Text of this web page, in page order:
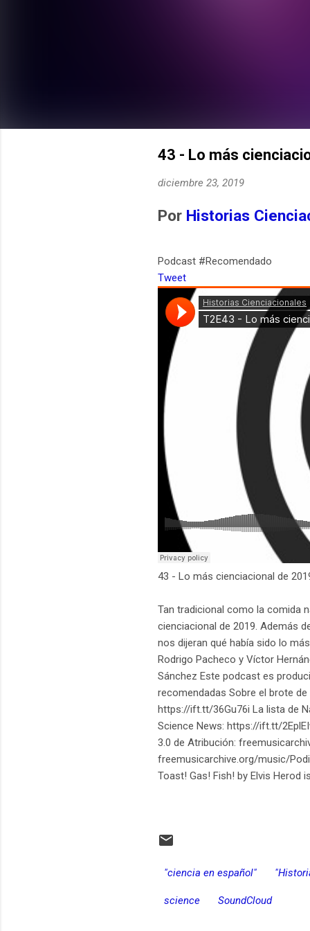
43 - Lo más
diciembre 23, 2019
Por Historias
Podcast #Recomendado
Tweet
43 - Lo más cienciacional de
Tan tradicional como la comida
cienciacional de 2019. Además
nos dijeran qué había sido lo
Rodrigo Pacheco y Víctor
Sánchez Este podcast es
recomendadas Sobre el brote
https://ift.tt/36Gu76i La lista de
Science News: https://ift.tt/
3.0 de Atribución:
freemusicarchive.org/music/
Toast! Gas! Fish! by Elvis Herod
"ciencia en español"
science SoundCloud